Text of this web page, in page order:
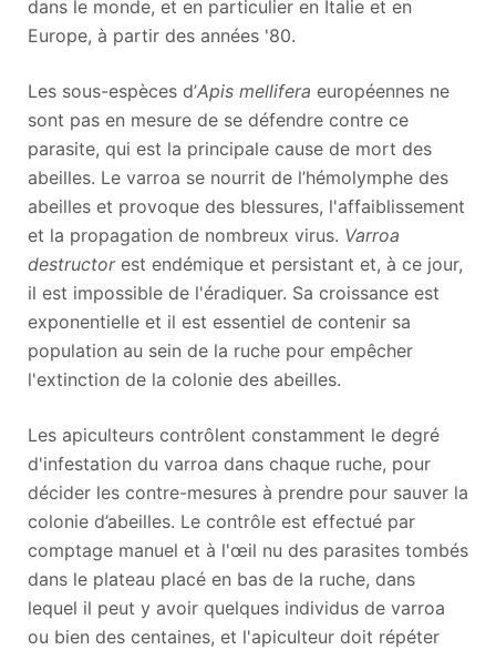
dans le monde, et en particulier en Italie et en
Europe, à partir des années '80.
Les sous-espèces d’Apis mellifera européennes ne
sont pas en mesure de se défendre contre ce
parasite, qui est la principale cause de mort des
abeilles. Le varroa se nourrit de l’hémolymphe des
abeilles et provoque des blessures, l'affaiblissement
et la propagation de nombreux virus. Varroa
destructor est endémique et persistant et, à ce jour,
il est impossible de l'éradiquer. Sa croissance est
exponentielle et il est essentiel de contenir sa
population au sein de la ruche pour empêcher
l'extinction de la colonie des abeilles.
Les apiculteurs contrôlent constamment le degré
d'infestation du varroa dans chaque ruche, pour
décider les contre-mesures à prendre pour sauver la
colonie d’abeilles. Le contrôle est effectué par
comptage manuel et à l'œil nu des parasites tombés
dans le plateau placé en bas de la ruche, dans
lequel il peut y avoir quelques individus de varroa
ou bien des centaines, et l'apiculteur doit répéter